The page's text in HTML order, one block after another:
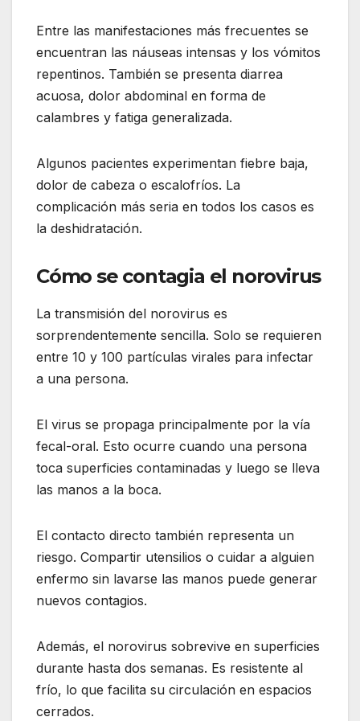
Entre las manifestaciones más frecuentes se
encuentran las náuseas intensas y los vómitos
repentinos. También se presenta diarrea
acuosa, dolor abdominal en forma de
calambres y fatiga generalizada.
Algunos pacientes experimentan fiebre baja,
dolor de cabeza o escalofríos. La
complicación más seria en todos los casos es
la deshidratación.
Cómo se contagia el norovirus
La transmisión del norovirus es
sorprendentemente sencilla. Solo se requieren
entre 10 y 100 partículas virales para infectar
a una persona.
El virus se propaga principalmente por la vía
fecal-oral. Esto ocurre cuando una persona
toca superficies contaminadas y luego se lleva
las manos a la boca.
El contacto directo también representa un
riesgo. Compartir utensilios o cuidar a alguien
enfermo sin lavarse las manos puede generar
nuevos contagios.
Además, el norovirus sobrevive en superficies
durante hasta dos semanas. Es resistente al
frío, lo que facilita su circulación en espacios
cerrados.